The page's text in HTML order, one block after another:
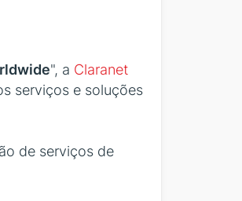
", a Claranet
serviços e soluções
de serviços de